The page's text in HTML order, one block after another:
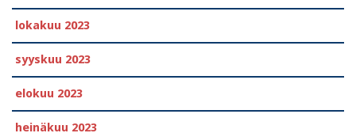
lokakuu 2023
syyskuu 2023
elokuu 2023
heinäkuu 2023